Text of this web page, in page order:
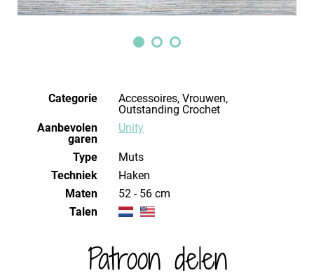
Categorie
Accessoires, Vrouwen,
Outstanding Crochet
Aanbevolen
garen
Unity
Type
Muts
Techniek
haken
Maten
52 - 56 cm
Talen
Patroon delen